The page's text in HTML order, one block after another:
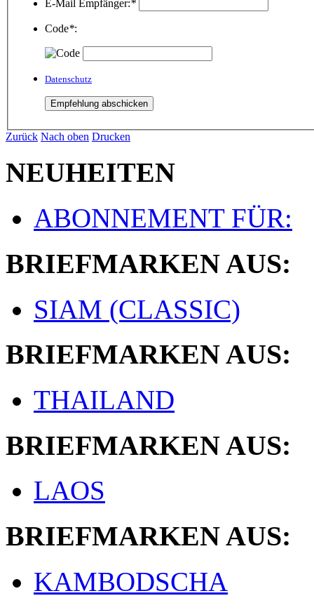
E-Mail Empfänger:*
Code*:
Datenschutz
Zurück Nach oben Drucken
NEUHEITEN
ABONNEMENT FÜR:
BRIEFMARKEN AUS:
SIAM (CLASSIC)
BRIEFMARKEN AUS:
THAILAND
BRIEFMARKEN AUS:
LAOS
BRIEFMARKEN AUS:
KAMBODSCHA